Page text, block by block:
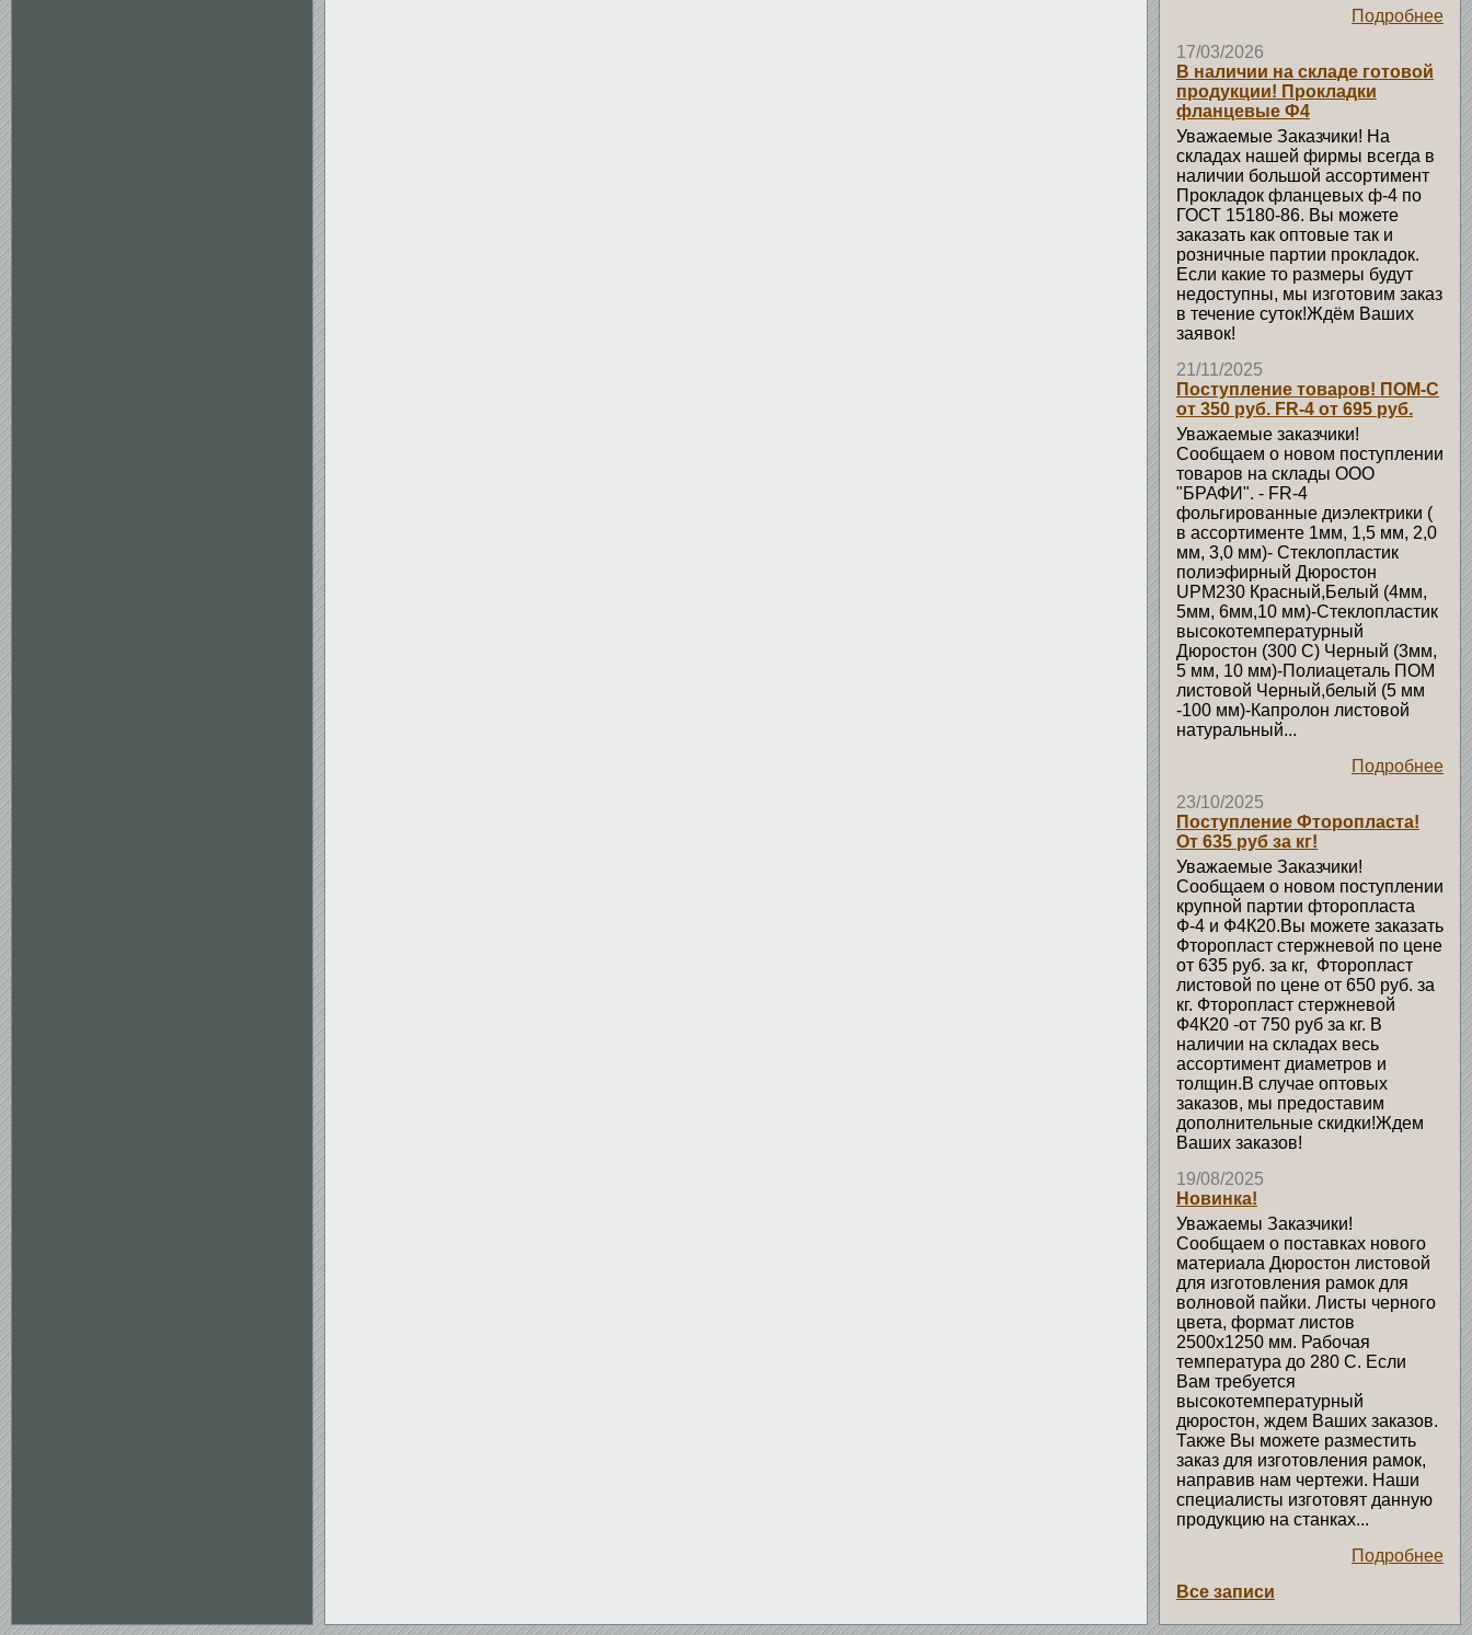
Подробнее
17/03/2026
В наличии на складе готовой
продукции! Прокладки
фланцевые Ф4
Уважаемые Заказчики! На
складах нашей фирмы всегда в
наличии большой ассортимент
Прокладок фланцевых ф-4 по
ГОСТ 15180-86. Вы можете
заказать как оптовые так и
розничные партии прокладок.
Если какие то размеры будут
недоступны, мы изготовим заказ
в течение суток!Ждём Ваших
заявок!
21/11/2025
Поступление товаров! ПОМ-С
от 350 руб. FR-4 от 695 руб.
Уважаемые заказчики!
Сообщаем о новом поступлении
товаров на склады ООО
"БРАФИ". - FR-4
фольгированные диэлектрики (
в ассортименте 1мм, 1,5 мм, 2,0
мм, 3,0 мм)- Стеклопластик
полиэфирный Дюростон
UPM230 Красный,Белый (4мм,
5мм, 6мм,10 мм)-Стеклопластик
высокотемпературный
Дюростон (300 С) Черный (3мм,
5 мм, 10 мм)-Полиацеталь ПОМ
листовой Черный,белый (5 мм
-100 мм)-Капролон листовой
натуральный...
Подробнее
23/10/2025
Поступление Фторопласта!
От 635 руб за кг!
Уважаемые Заказчики!
Сообщаем о новом поступлении
крупной партии фторопласта
Ф-4 и Ф4К20.Вы можете заказать
Фторопласт стержневой по цене
от 635 руб. за кг, Фторопласт
листовой по цене от 650 руб. за
кг. Фторопласт стержневой
Ф4К20 -от 750 руб за кг. В
наличии на складах весь
ассортимент диаметров и
толщин.В случае оптовых
заказов, мы предоставим
дополнительные скидки!Ждем
Ваших заказов!
19/08/2025
Новинка!
Уважаемы Заказчики!
Сообщаем о поставках нового
материала Дюростон листовой
для изготовления рамок для
волновой пайки. Листы черного
цвета, формат листов
2500х1250 мм. Рабочая
температура до 280 С. Если
Вам требуется
высокотемпературный
дюростон, ждем Ваших заказов.
Также Вы можете разместить
заказ для изготовления рамок,
направив нам чертежи. Наши
специалисты изготовят данную
продукцию на станках...
Подробнее
Все записи